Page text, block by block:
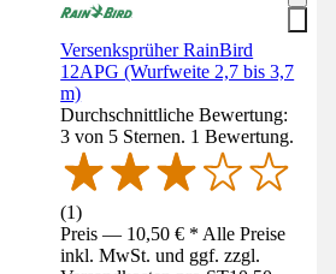
Versenksprüher RainBird
12APG (Wurfweite 2,7 bis 3,7
m)
Durchschnittliche Bewertung:
3 von 5 Sternen. 1 Bewertung.
(1)
Preis — 10,50 € * Alle Preise
inkl. MwSt. und ggf. zzgl.